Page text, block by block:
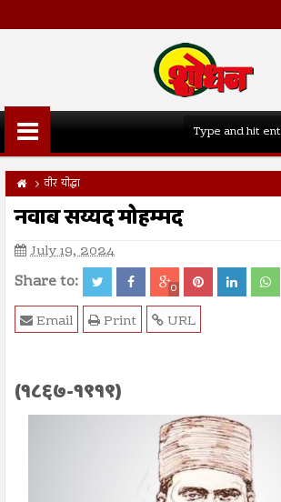
वीर योद्धा
नवाब सय्यद मोहम्मद
July 19, 2024
Share to: 0
URL
Print
Email
(१८६७-१९१९)